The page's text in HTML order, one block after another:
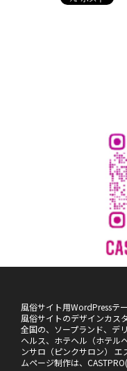
風俗サイト用WordPressテ
風俗サイトのデザインカス
全国の、ソープランド、デ
ヘルス、ホテヘル（ホテル
ンサロ（ピンクサロン）
ムページ制作は、